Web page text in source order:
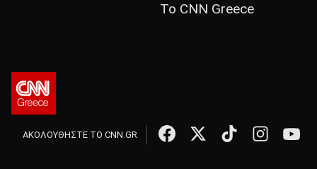
Το CNN Greece
ΑΚΟΛΟΥΘΗΣΤΕ ΤΟ CNN.GR